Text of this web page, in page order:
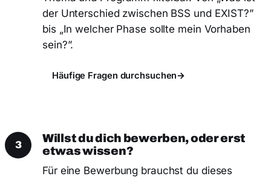
der Unterschied zwischen BSS und EXIST?”
bis „In welcher Phase sollte mein Vorhaben
sein?”.
Häufige Fragen durchsuchen→
3
Willst du dich bewerben, oder erst
etwas wissen?
Für eine Bewerbung brauchst du dieses